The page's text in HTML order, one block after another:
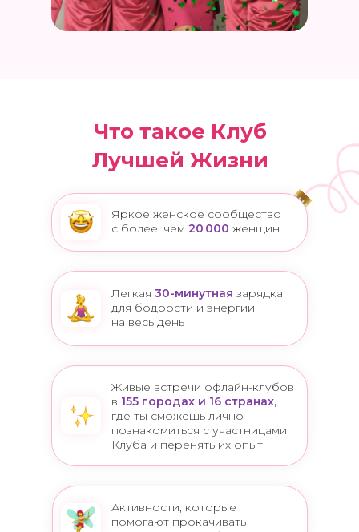
Что такое Клуб
Лучшей Жизни
Яркое женское сообщество
с более, чем 20 000 женщин
Легкая 30-минутная зарядка
для бодрости и энергии
на весь день
Активности, которые
помогают прокачивать
Живые встречи офлайн-клубов
в 155 городах и 16 странах,
где ты сможешь лично
познакомиться с участницами
Клуба и перенять их опыт